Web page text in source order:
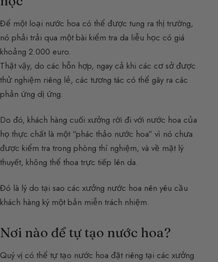
Để một loại nước hoa có thể được tung ra thị trường,
nó phải trải qua một bài kiểm tra da liễu học có giá
khoảng 2.000 euro.
Thật vậy, do các hỗn hợp, ngay cả khi các cơ sở được
thử nghiệm riêng lẻ, các tương tác có thể gây ra các
phản ứng dị ứng.
Do đó, khách hàng cuối xưởng rời đi với nước hoa của
họ thực chất là một “phác thảo nước hoa” vì nó chưa
được kiểm tra trong phòng thí nghiệm, và về mặt lý
thuyết, không thể thoa trực tiếp lên da.
Đó là lý do tại sao các xưởng nước hoa nên yêu cầu
khách hàng ký một bản miễn trách nhiệm.
Nơi nào để tự tạo nước hoa?
Quý vị có thể tự tạo nước hoa đặt riêng tại các xưởng